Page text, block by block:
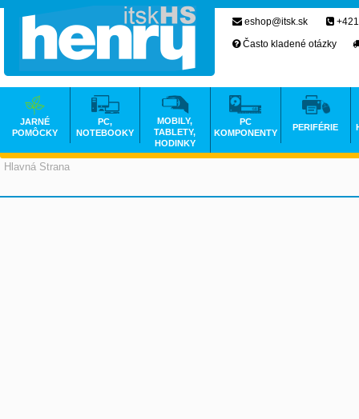
Hlavná Strana
eshop@itsk.sk
Často kladené otázky
JARNÉ
POMÔCKY
PC,
NOTEBOOKY
MOBILY,
TABLETY,
HODINKY
PC
KOMPONENTY
PERIFÉRIE